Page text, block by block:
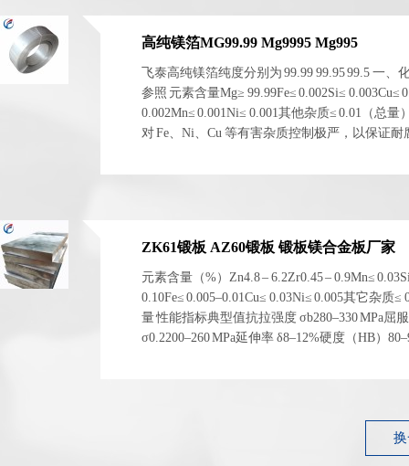
高纯镁箔MG99.99 Mg9995 Mg995
飞泰高纯镁箔纯度分别为 99.99 99.95 99.5 一、
参照 元素含量Mg≥ 99.99Fe≤ 0.002Si≤ 0.003Cu≤
0.002Mn≤ 0.001Ni≤ 0.001其他杂质≤ 0.01（总量
对 Fe、Ni、Cu 等有害杂质控制极严，以保证耐
ZK61锻板 AZ60锻板 锻板镁合金板厂家
元素含量（%）Zn4.8 – 6.2Zr0.45 – 0.9Mn≤
0.10Fe≤ 0.005–0.01Cu≤ 0.03Ni≤ 0.005其它杂质≤
量 性能指标典型值抗拉强度 σb280–330 MPa屈
σ0.2200–260 MPa延伸率 δ8–12%硬度（HB）